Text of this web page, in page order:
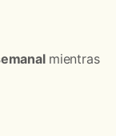
mientras